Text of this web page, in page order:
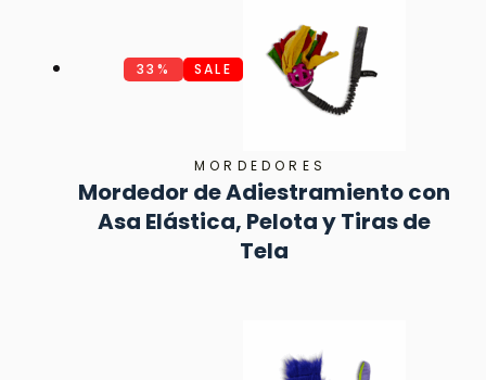
33% SALE
MORDEDORES
Mordedor de Adiestramiento con
Asa Elástica, Pelota y Tiras de
Tela